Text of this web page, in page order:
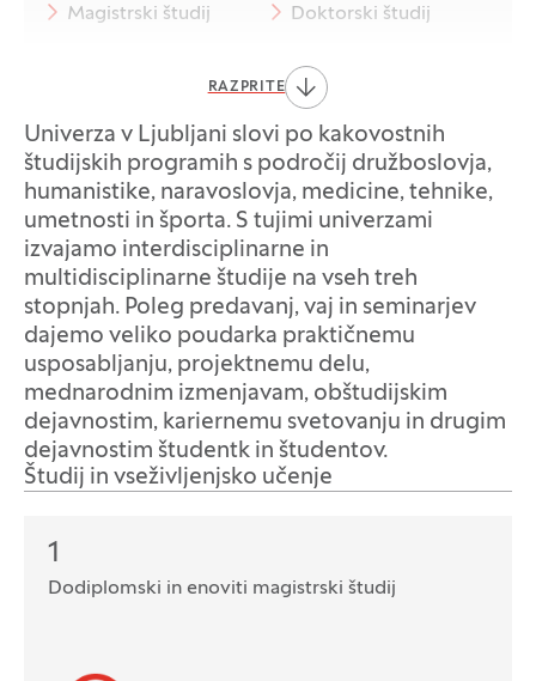
Magistrski študij Doktorski študij
Vseživljenjsko učenje in mikrodokazila
Karierni centri Izmenjave
Štipendije Študentsko življenje
Center Digitalna UL ULTRA
RAZPRITE
Univerza v Ljubljani slovi po kakovostnih
študijskih programih s področij družboslovja,
humanistike, naravoslovja, medicine, tehnike,
umetnosti in športa. S tujimi univerzami
izvajamo interdisciplinarne in
multidisciplinarne študije na vseh treh
stopnjah. Poleg predavanj, vaj in seminarjev
dajemo veliko poudarka praktičnemu
usposabljanju, projektnemu delu,
mednarodnim izmenjavam, obštudijskim
dejavnostim, kariernemu svetovanju in drugim
dejavnostim študentk in študentov.
Študij in vseživljenjsko učenje
1
Dodiplomski in enoviti magistrski študij